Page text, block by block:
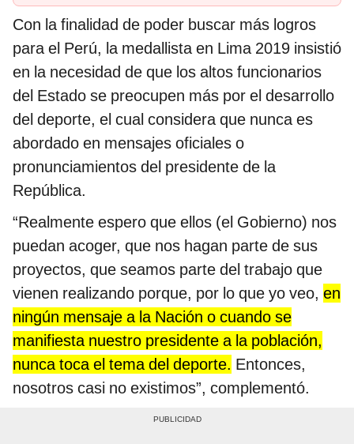
Con la finalidad de poder buscar más logros
para el Perú, la medallista en Lima 2019 insistió
en la necesidad de que los altos funcionarios
del Estado se preocupen más por el desarrollo
del deporte, el cual considera que nunca es
abordado en mensajes oficiales o
pronunciamientos del presidente de la
República.
“Realmente espero que ellos (el Gobierno) nos
puedan acoger, que nos hagan parte de sus
proyectos, que seamos parte del trabajo que
vienen realizando porque, por lo que yo veo, en
ningún mensaje a la Nación o cuando se
manifiesta nuestro presidente a la población,
nunca toca el tema del deporte. Entonces,
nosotros casi no existimos”, complementó.